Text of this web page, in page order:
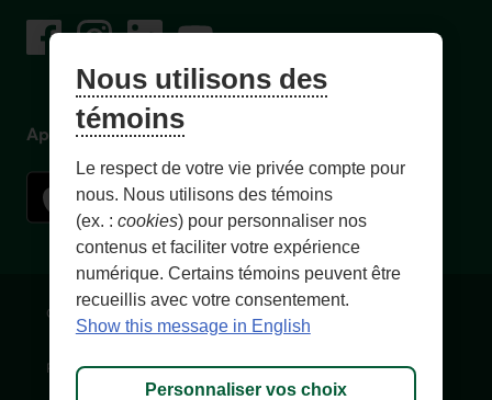
Facebook
– Lien externe au site. Cet hyperlien s'ouvrira dans une
Instagram
– Lien externe au site. Cet hyperlien s'ouvrira dans
LinkedIn
– Lien externe au site. Cet hyperlien
YouTube
– Lien externe au site. Cet hyperlien
Application mobile
Conditions d'utilisation et notes légales
Personnaliser les témoins Accessibilité Plan du site
Nous utilisons des
témoins
Le respect de votre vie privée compte pour
nous. Nous utilisons des témoins
(ex. : cookies) pour personnaliser nos
contenus et faciliter votre expérience
numérique. Certains témoins peuvent être
recueillis avec votre consentement.
Show this message in English
Personnaliser vos choix